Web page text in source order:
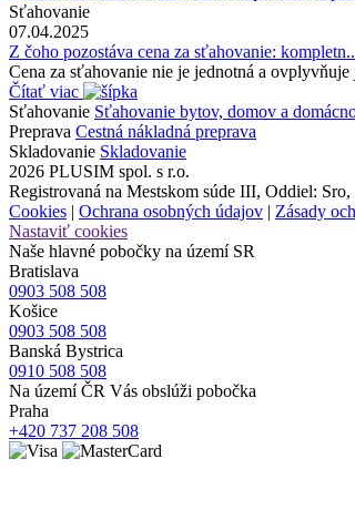
Sťahovanie
07.04.2025
Z čoho pozostáva cena za sťahovanie:
Cena za sťahovanie nie je jednotná a
Čítať viac
Sťahovanie Sťahovanie bytov, domov a
Preprava Cestná nákladná preprava
Skladovanie Skladovanie
2026 PLUSIM spol. s r.o.
Registrovaná na Mestskom súde III, Oddiel:
Cookies | Ochrana osobných údajov | Zásady
Nastaviť cookies
Naše hlavné pobočky na území SR
Bratislava
0903 508 508
Košice
0903 508 508
Banská Bystrica
0910 508 508
Na území ČR Vás obslúži pobočka
Praha
+420 737 208 508